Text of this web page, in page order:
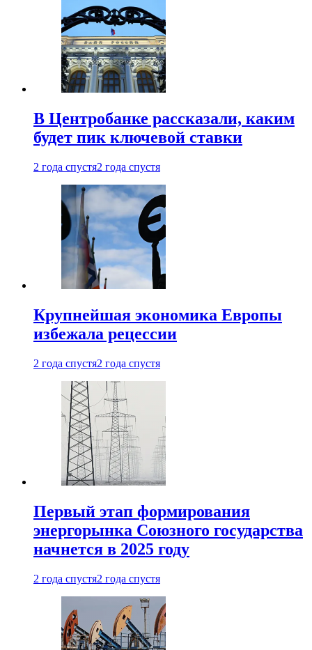
В Центробанке рассказали, каким
будет пик ключевой ставки
2 года спустя2 года спустя
Крупнейшая экономика Европы
избежала рецессии
2 года спустя2 года спустя
Первый этап формирования
энергорынка Союзного государства
начнется в 2025 году
2 года спустя2 года спустя